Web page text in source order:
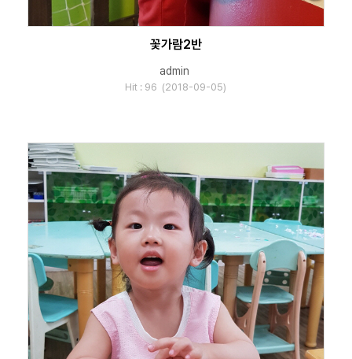
꽃가람2반
admin
Hit : 96 (2018-09-05)